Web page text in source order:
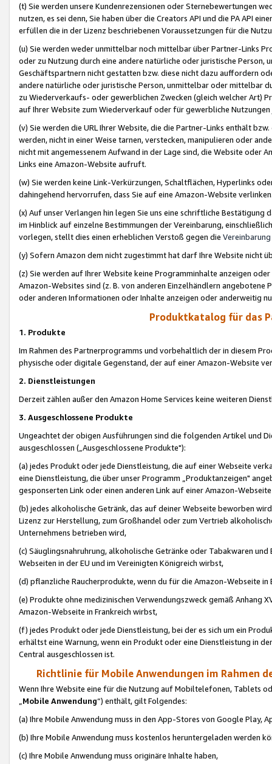
(t) Sie werden unsere Kundenrezensionen oder Sternebewertungen
nutzen, es sei denn, Sie haben über die Creators API und die PA API
erfüllen die in der Lizenz beschriebenen Voraussetzungen für die
(u) Sie werden weder unmittelbar noch mittelbar über Partner-Links
oder zu Nutzung durch eine andere natürliche oder juristische
Geschäftspartnern nicht gestatten bzw. diese nicht dazu auffordern
andere natürliche oder juristische Person, unmittelbar oder mittelbar
zu Wiederverkaufs- oder gewerblichen Zwecken (gleich welcher Art)
auf Ihrer Website zum Wiederverkauf oder für gewerbliche
(v) Sie werden die URL Ihrer Website, die die Partner-Links enthält
werden, nicht in einer Weise tarnen, verstecken, manipulieren oder
nicht mit angemessenem Aufwand in der Lage sind, die Website oder
Links eine Amazon-Website aufruft.
(w) Sie werden keine Link-Verkürzungen, Schaltflächen, Hyperlinks
dahingehend hervorrufen, dass Sie auf eine Amazon-Website
(x) Auf unser Verlangen hin legen Sie uns eine schriftliche
im Hinblick auf einzelne Bestimmungen der Vereinbarung,
vorlegen, stellt dies einen erheblichen Verstoß gegen die Vereinbarung
(y) Sofern Amazon dem nicht zugestimmt hat darf Ihre Website nicht
(z) Sie werden auf Ihrer Website keine Programminhalte anzeigen
Amazon-Websites sind (z. B. von anderen Einzelhändlern
oder anderen Informationen oder Inhalte anzeigen oder anderweitig
Produktkatalog für das
1. Produkte
Im Rahmen des Partnerprogramms und vorbehaltlich der in diesem
physische oder digitale Gegenstand, der auf einer Amazon-Website
2. Dienstleistungen
Derzeit zählen außer den Amazon Home Services keine weiteren
3. Ausgeschlossene Produkte
Ungeachtet der obigen Ausführungen sind die folgenden Artikel und
ausgeschlossen („Ausgeschlossene Produkte"):
(a) jedes Produkt oder jede Dienstleistung, die auf einer Webseite
eine Dienstleistung, die über unser Programm „Produktanzeigen"
gesponserten Link oder einen anderen Link auf einer Amazon-
(b) jedes alkoholische Getränk, das auf deiner Webseite beworben
Lizenz zur Herstellung, zum Großhandel oder zum Vertrieb
Unternehmens betrieben wird,
(c) Säuglingsnahruhrung, alkoholische Getränke oder Tabakwaren
Webseiten in der EU und im Vereinigten Königreich wirbst,
(d) pflanzliche Raucherprodukte, wenn du für die Amazon-Webseite in
(e) Produkte ohne medizinischen Verwendungszweck gemäß Anhang
Amazon-Webseite in Frankreich wirbst,
(f) jedes Produkt oder jede Dienstleistung, bei der es sich um ein
erhältst eine Warnung, wenn ein Produkt oder eine Dienstleistung in
Central ausgeschlossen ist.
Richtlinie für Mobile Anwendungen im Rahmen
Wenn Ihre Website eine für die Nutzung auf Mobiltelefonen, Tablets
„Mobile Anwendung“) enthält, gilt Folgendes:
(a) Ihre Mobile Anwendung muss in den App-Stores von Google Play,
(b) Ihre Mobile Anwendung muss kostenlos heruntergeladen werden
(c) Ihre Mobile Anwendung muss originäre Inhalte haben,